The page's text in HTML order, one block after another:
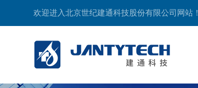
欢迎进入北京世纪建通科技股份有限公司网站！